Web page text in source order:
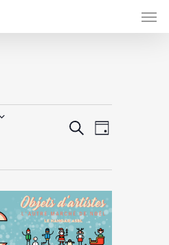
Recherche
navigation
de
vues
Recherche
Jour